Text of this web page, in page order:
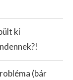
ki
(bár